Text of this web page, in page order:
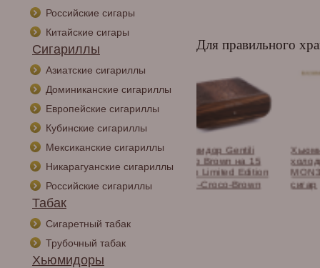
Российские сигары
Китайские сигары
Сигариллы
Азиатские сигариллы
Доминиканские сигариллы
Европейские сигариллы
Кубинские сигариллы
Мексиканские сигариллы
Никарагуанские сигариллы
Российские сигариллы
Табак
Сигаретный табак
Трубочный табак
Хьюмидоры
Для правильного
Lubinski на
набором,
дерево
Хьюмидор Gentili
сигар Limited Edition
SV10-Croco-Brown
Хьюмидор-
холодильник Raching
MON3800A, на 1800
сигар